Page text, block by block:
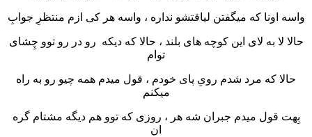
واسه اونا که میگفتن لیاقتشو نداره ، واسه هر کی ازم منتظرِ جوابِ
حالا لا به لای این کوچه های بلند ، حالا که دیکه رو در رو توو چِشای
توام
حالا که مرد شدم رویِ پای خودم ، قول میدم همه چیو رو به راه
میکنم
بِهت قول میدم جبران شه هر ، روزی که توو هم دیگه مشتام گره
ان